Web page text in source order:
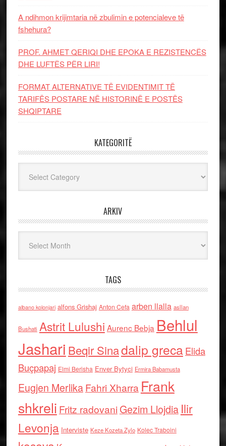
A ndihmon krijimtaria në zbulimin e potencialeve të
fshehura?
PROF. AHMET QERIQI DHE EPOKA E REZISTENCЁS
DHE LUFTЁS PЁR LIRI!
FORMAT ALTERNATIVE TË EVIDENTIMIT TË
TARIFËS POSTARE NË HISTORINË E POSTËS
SHQIPTARE
KATEGORITË
ARKIV
TAGS
albano kolonjari alfons Grishaj Anton Cefa arben llalla asllan
Bushati Astrit Lulushi Aurenc Bebja Behlul
Jashari Beqir Sinadalip grecaElida
Buçpapaj Elmi Berisha Enver Bytyci Ermira Babamusta
Eugjen MerlikaFahri Xharra Frank
shkreli Fritz radovaniGezim Llojdia Ilir
Levonja Interviste Keze Kozeta Zylo Kolec Traboini